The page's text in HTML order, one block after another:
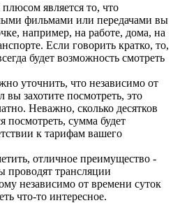
является то, что
фильмами или передачами вы
например, на работе, дома, на
Если говорить кратко, то,
будет возможность смотреть
уточнить, что независимо от
вы захотите посмотреть, это
Неважно, сколько десятков
посмотреть, сумма будет
к тарифам вашего
отличное преимущество -
проводят трансляции
независимо от времени суток
что-то интересное.